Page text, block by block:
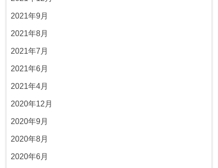
2021年9月
2021年8月
2021年7月
2021年6月
2021年4月
2020年12月
2020年9月
2020年8月
2020年6月